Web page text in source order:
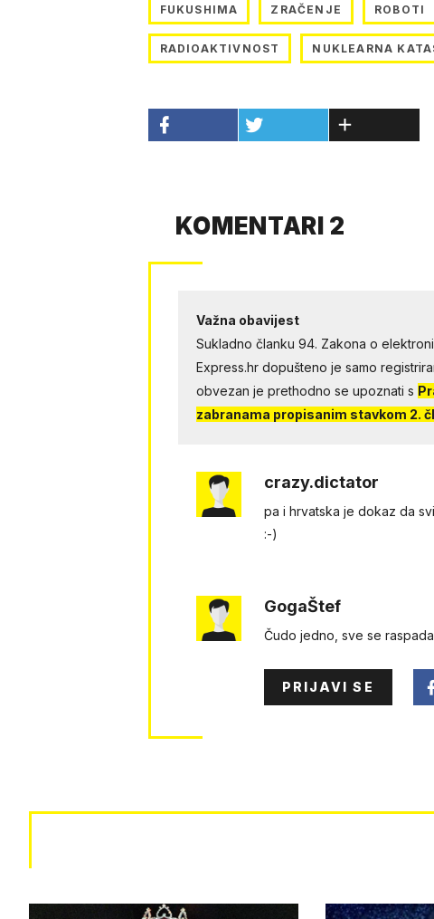
FUKUSHIMA ZRAČENJE ROBOTI
RADIOAKTIVNOST NUKLEARNA
KOMENTARI 2
Važna obavijest
Sukladno članku 94. Zakona o
Express.hr dopušteno je samo
obvezan je prethodno se upoznati s
zabranama propisanim stavkom 2.
crazy.dictator
pa i hrvatska je dokaz da
:-)
GogaŠtef
Čudo jedno, sve se
PRIJAVI SE